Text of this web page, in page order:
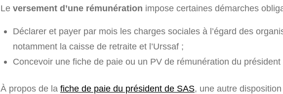
Le versement d’une rémunération impose certaines démarches
Déclarer et payer par mois les charges sociales à l’égard des
notamment la caisse de retraite et l’Urssaf ;
Concevoir une fiche de paie ou un PV de rémunération du président
À propos de la fiche de paie du président de SAS, une autre